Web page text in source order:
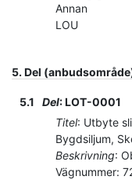
Annan
LOU
5. Del
5.1 Del:LOT-0001
Titel: Utbyte
Bygdsiljum,
Beskrivning:
Vägnummer: